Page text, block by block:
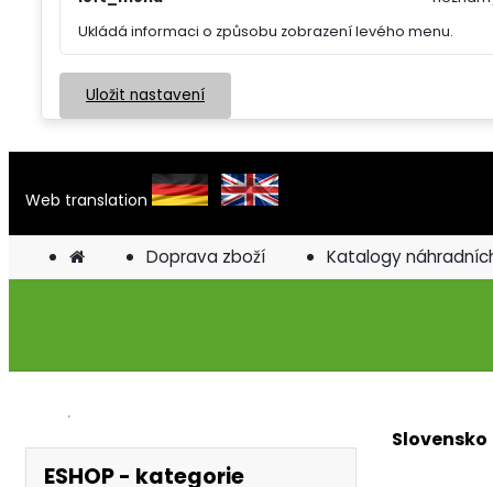
Ukládá informaci o způsobu zobrazení levého menu.
Uložit nastavení
Web translation
Doprava zboží Katalogy
ESHOP - kategorie
Slovensko